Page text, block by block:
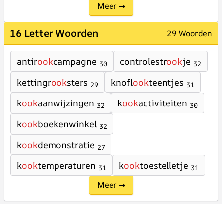
Meer →
16 Letter Woorden 29 Woorden
antirookcampagne 30 controlestrookje 32
kettingrooksters 29 knoflookteentjes 31
kookaanwijzingen 32 kookactiviteiten 30
kookboekenwinkel 32
kookdemonstratie 27
kooktemperaturen 31 kooktoestelletje 31
Meer →